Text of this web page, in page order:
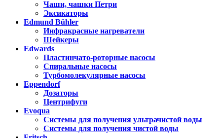
Чаши, чашки Петри
Эксикаторы
Edmund Bühler
Инфракрасные нагреватели
Шейкеры
Edwards
Пластинчато-роторные насосы
Спиральные насосы
Турбомолекулярные насосы
Eppendorf
Дозаторы
Центрифуги
Evoqua
Системы для получения ультрачистой воды
Системы для получения чистой воды